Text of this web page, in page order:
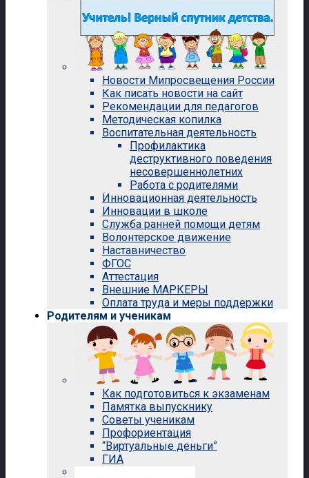
Новости Мипросвещения России
Как писать новости на сайт
Рекомендации для педагогов
Методическая копилка
Воспитательная деятельность
Профилактика
деструктивного поведения
несовершеннолетних
Работа с родителями
Инновационная деятельность
Инновации в школе
Служба ранней помощи детям
Волонтерское движение
Наставничество
ФГОС
Аттестация
Внешние МАРКЕРЫ
Оплата труда и меры поддержки
Родителям и ученикам
Как подготовиться к экзаменам
Памятка выпускнику
Советы ученикам
Профориентация
“Виртуальные деньги”
ГИА